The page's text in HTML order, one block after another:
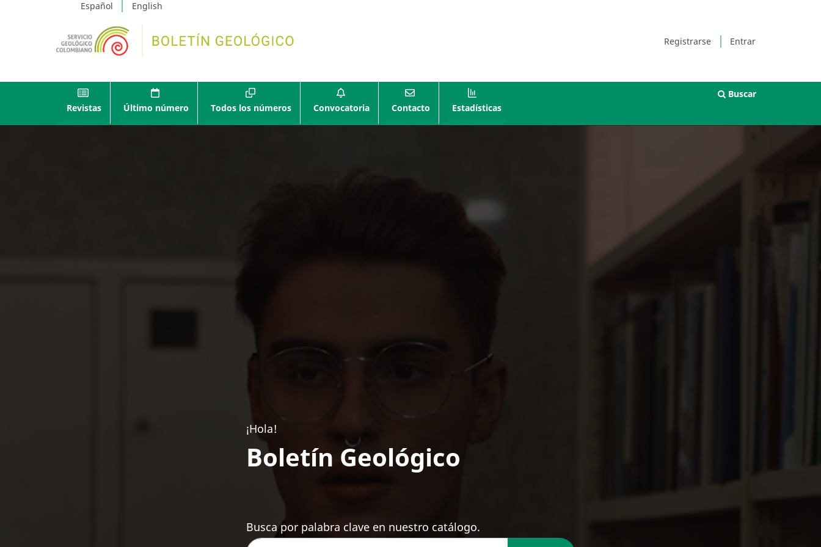
Español English
Registrarse Entrar
Revistas Último número Todos los números Convocatoria Contacto Estadísticas
Buscar
¡Hola!
Boletín Geológico
Busca por palabra clave en nuestro catálogo.